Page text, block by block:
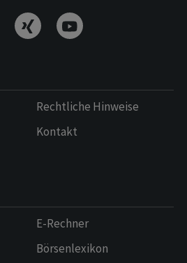
Rechtliche Hinweise
Kontakt
E-Rechner
Börsenlexikon